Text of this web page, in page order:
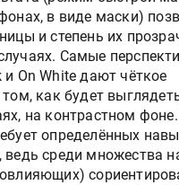
в виде маски)
и степень их
Самые
On White дают чёткое
как будет
на контрастном
определённых
ведь среди множества